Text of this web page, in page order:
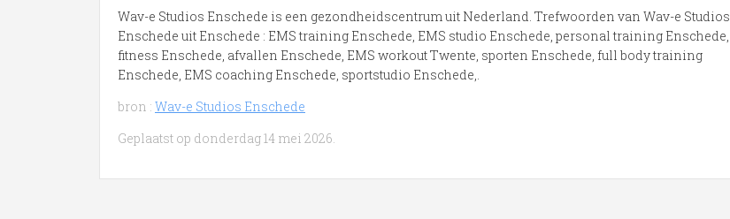
Wav-e Studios Enschede is een gezondheidscentrum uit Nederland. Trefwoorden van Wav-e Studios
Enschede uit Enschede : EMS training Enschede, EMS studio Enschede, personal training Enschede,
fitness Enschede, afvallen Enschede, EMS workout Twente, sporten Enschede, full body training
Enschede, EMS coaching Enschede, sportstudio Enschede,.
bron : Wav-e Studios Enschede
Geplaatst op donderdag 14 mei 2026.